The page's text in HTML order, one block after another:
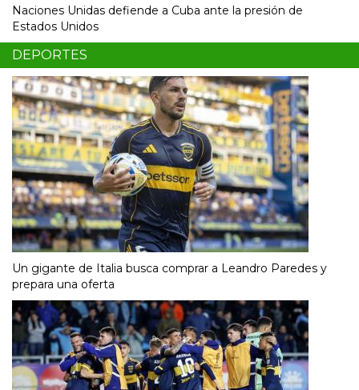
Naciones Unidas defiende a Cuba ante la presión de
Estados Unidos
DEPORTES
Un gigante de Italia busca comprar a Leandro Paredes y
prepara una oferta